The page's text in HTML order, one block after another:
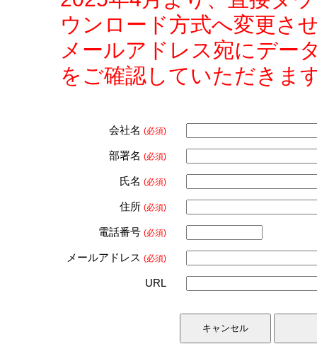
ウンロード方式へ変更さ
メールアドレス宛にデー
をご確認していただきま
会社名 (必須)
部署名 (必須)
氏名 (必須)
住所 (必須)
電話番号 (必須)
メールアドレス (必須)
URL